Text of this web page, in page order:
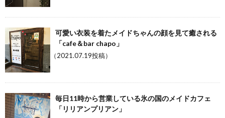
可愛い衣装を着たメイドちゃんの顔を見て癒される
「cafe＆bar chapo」
（2021.07.19投稿）
毎日11時から営業している氷の国のメイドカフェ
「リリアンプリアン」